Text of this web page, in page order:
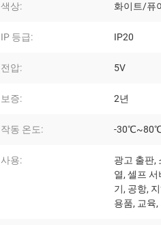
색상: 화이트/퓨
IP 등급: IP20
전압: 5V
보증: 2년
작동 온도: -
사용:
광고 출판,
열, 셀프
기, 공항,
용품, 교육,